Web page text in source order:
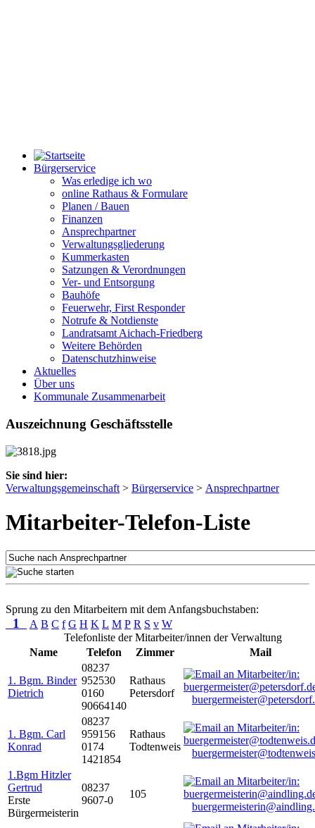
Bürgerservice
Was erledige ich wo
online Rathaus & Formulare
Planen / Bauen
Finanzen
Ansprechpartner
Verwaltungsgliederung
Kummerkasten
Satzungen & Verordnungen
Ver- und Entsorgung
Bauhöfe
Feuerwehr, First Responder
Notrufe & Notdienste
Landratsamt Aichach-Friedberg
Weitere Behörden
Datenschutzhinweise
Aktuelles
Über uns
Kommunale Zusammenarbeit
Auszeichnung Geschäftsstelle
Sie sind hier:
Verwaltungsgemeinschaft > Bürgerservice > Ansprechpartner
Mitarbeiter-Telefon-Liste
Sprung zu den Mitarbeitern mit dem Anfangsbuchstaben:
1 A B C f G H K L M P R S v W
Telefonliste der Mitarbeiter/innen der Verwaltung
Name
Telefon Zimmer Mail
1. Bgm. Binder
Dietrich
08237
952530
0160
90664140
Rathaus
Petersdorf
1. Bgm. Carl
Konrad
08237
959156
0174
1421854
Rathaus
Todtenweis
1.Bgm Hitzler
Gertrud
Erste
Bürgermeisterin
08237
9607-0
105